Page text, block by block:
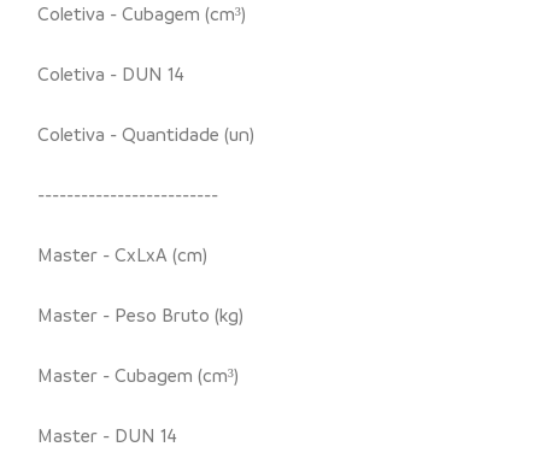
Coletiva - Cubagem (cm³)
Coletiva - DUN 14
Coletiva - Quantidade (un)
-------------------------
Master - CxLxA (cm)
Master - Peso Bruto (kg)
Master - Cubagem (cm³)
Master - DUN 14